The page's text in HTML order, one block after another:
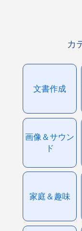
カ
文書作成
画像＆サウン
ド
家庭＆趣味